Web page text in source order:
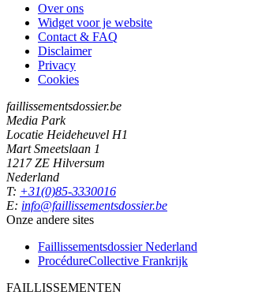
Over ons
Widget voor je website
Contact & FAQ
Disclaimer
Privacy
Cookies
faillissementsdossier.be
Media Park
Locatie Heideheuvel H1
Mart Smeetslaan 1
1217 ZE Hilversum
Nederland
T: +31(0)85-3330016
E: info@faillissementsdossier.be
Onze andere sites
Faillissementsdossier Nederland
ProcédureCollective Frankrijk
FAILLISSEMENTEN